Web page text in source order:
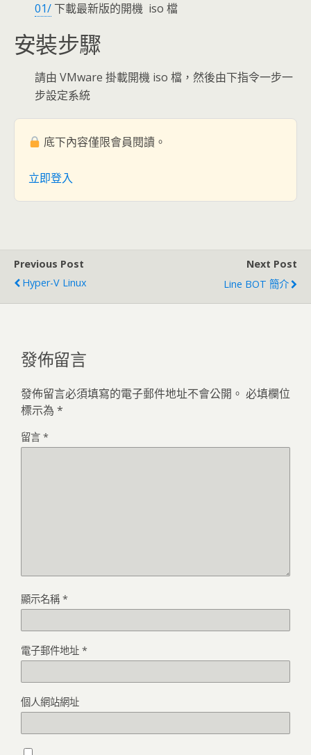
01/ 下載最新版的開機 iso 檔
安裝步驟
請由 VMware 掛載開機 iso 檔，然後由下指令一步一
步設定系統
底下內容僅限會員閱讀。
立即登入
Previous Post
Hyper-V Linux
Next Post
Line BOT 簡介
發佈留言
發佈留言必須填寫的電子郵件地址不會公開。 必填欄位
標示為 *
留言 *
顯示名稱 *
電子郵件地址 *
個人網站網址